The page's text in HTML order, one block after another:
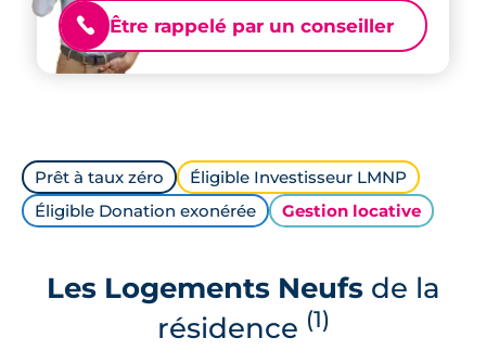
📞 Être rappelé par un conseiller
Prêt à taux zéro
Éligible Investisseur LMNP
Éligible Donation exonérée
Gestion locative
Les Logements Neufsde la
résidence (1)